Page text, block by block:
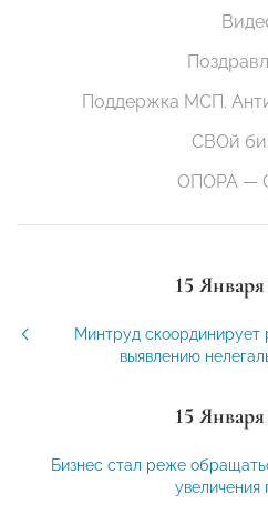
Поддержка МСП.
СВОй
ОПОРА —
15
Минтруд скоординирует
выявлению
15
Бизнес стал реже
увеличения